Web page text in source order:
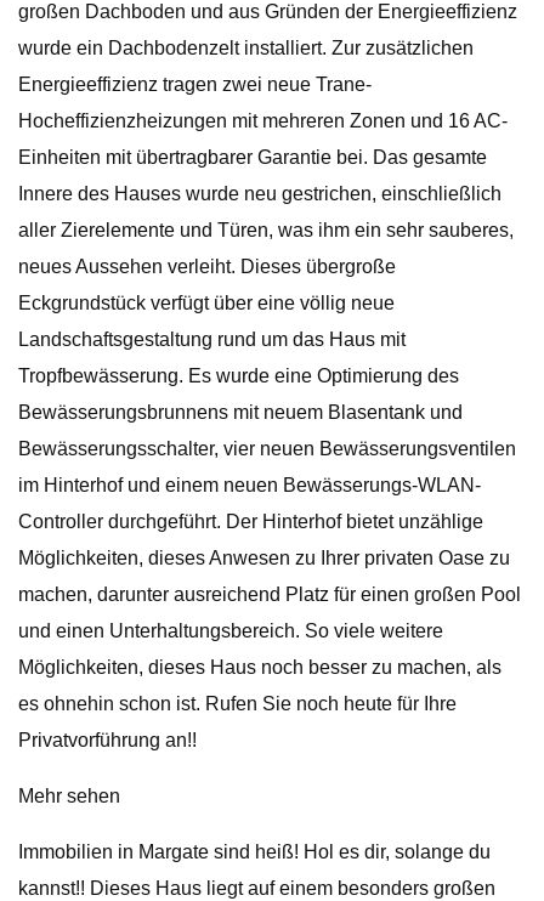
großen Dachboden und aus Gründen der Energieeffizienz
wurde ein Dachbodenzelt installiert. Zur zusätzlichen
Energieeffizienz tragen zwei neue Trane-
Hocheffizienzheizungen mit mehreren Zonen und 16 AC-
Einheiten mit übertragbarer Garantie bei. Das gesamte
Innere des Hauses wurde neu gestrichen, einschließlich
aller Zierelemente und Türen, was ihm ein sehr sauberes,
neues Aussehen verleiht. Dieses übergroße
Eckgrundstück verfügt über eine völlig neue
Landschaftsgestaltung rund um das Haus mit
Tropfbewässerung. Es wurde eine Optimierung des
Bewässerungsbrunnens mit neuem Blasentank und
Bewässerungsschalter, vier neuen Bewässerungsventilen
im Hinterhof und einem neuen Bewässerungs-WLAN-
Controller durchgeführt. Der Hinterhof bietet unzählige
Möglichkeiten, dieses Anwesen zu Ihrer privaten Oase zu
machen, darunter ausreichend Platz für einen großen Pool
und einen Unterhaltungsbereich. So viele weitere
Möglichkeiten, dieses Haus noch besser zu machen, als
es ohnehin schon ist. Rufen Sie noch heute für Ihre
Privatvorführung an!!
Mehr sehen
Immobilien in Margate sind heiß! Hol es dir, solange du
kannst!! Dieses Haus liegt auf einem besonders großen